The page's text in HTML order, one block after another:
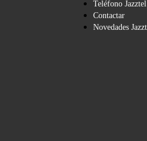
Teléfono Jazztel
Contactar
Novedades